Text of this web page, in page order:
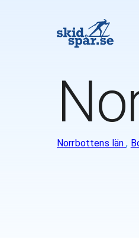
Norrbottens län,